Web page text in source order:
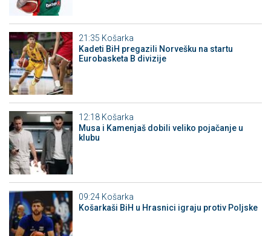
21:35 Košarka
Kadeti BiH pregazili Norvešku na startu
Eurobasketa B divizije
12:18 Košarka
Musa i Kamenjaš dobili veliko pojačanje u
klubu
09:24 Košarka
Košarkaši BiH u Hrasnici igraju protiv Poljske